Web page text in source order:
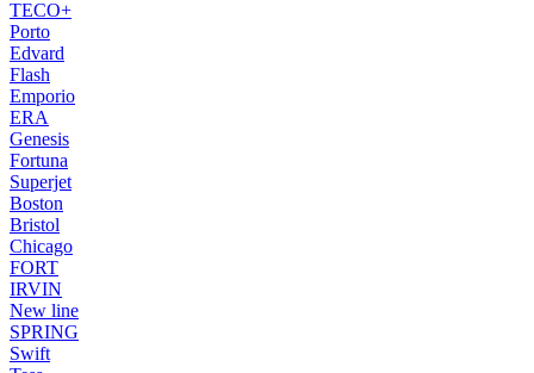
TECO+
Porto
Edvard
Flash
Emporio
ERA
Genesis
Fortuna
Superjet
Boston
Bristol
Chicago
FORT
IRVIN
New line
SPRING
Swift